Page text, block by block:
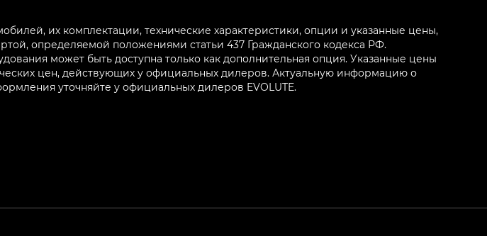
их комплектации, технические характеристики, опции и указанные цены,
определяемой положениями статьи 437 Гражданского кодекса РФ.
может быть доступна только как дополнительная опция. Указанные цены
цен, действующих у официальных дилеров. Актуальную информацию о
уточняйте у официальных дилеров EVOLUTE.